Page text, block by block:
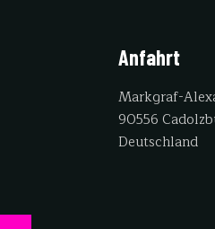
Anfahrt
Markgraf-
90556
Deutschland